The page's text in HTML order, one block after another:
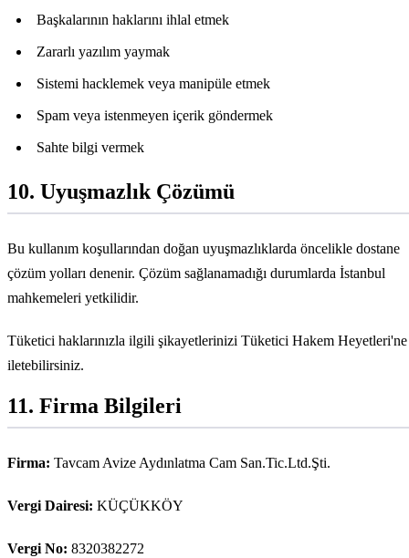
Başkalarının haklarını ihlal etmek
Zararlı yazılım yaymak
Sistemi hacklemek veya manipüle etmek
Spam veya istenmeyen içerik göndermek
Sahte bilgi vermek
10. Uyuşmazlık Çözümü
Bu kullanım koşullarından doğan uyuşmazlıklarda öncelikle dostane
çözüm yolları denenir. Çözüm sağlanamadığı durumlarda İstanbul
mahkemeleri yetkilidir.
Tüketici haklarınızla ilgili şikayetlerinizi Tüketici Hakem Heyetleri'ne
iletebilirsiniz.
11. Firma Bilgileri
Firma: Tavcam Avize Aydınlatma Cam San.Tic.Ltd.Şti.
Vergi Dairesi: KÜÇÜKKÖY
Vergi No: 8320382272